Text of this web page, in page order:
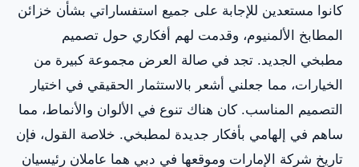
كانوا مستعدين للإجابة على جميع استفساراتي بشأن خزائن
المطابخ الألمنيوم، وقدمت لهم أفكاري حول تصميم
مطبخي الجديد. تجد في صالة العرض مجموعة كبيرة من
الخيارات، مما جعلني أشعر بالاستثمار الحقيقي في اختيار
التصميم المناسب. كان هناك تنوع في الألوان والأنماط، مما
ساهم في إلهامي بأفكار جديدة لمطبخي. خلاصة القول، فإن
تاريخ شركة الإمارات وموقعها في دبي هما عاملان رئيسيان